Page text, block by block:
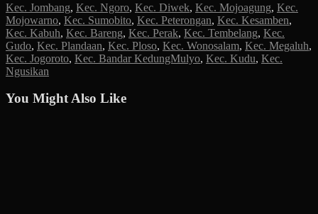
Kec. Jombang, Kec. Ngoro, Kec. Diwek, Kec. Mojoagung, Kec.
Mojowarno, Kec. Sumobito, Kec. Peterongan, Kec. Kesamben,
Kec. Kabuh, Kec. Bareng, Kec. Perak, Kec. Tembelang, Kec.
Gudo, Kec. Plandaan, Kec. Ploso, Kec. Wonosalam, Kec. Megaluh,
Kec. Jogoroto, Kec. Bandar KedungMulyo, Kec. Kudu, Kec.
Ngusikan
You Might Also Like